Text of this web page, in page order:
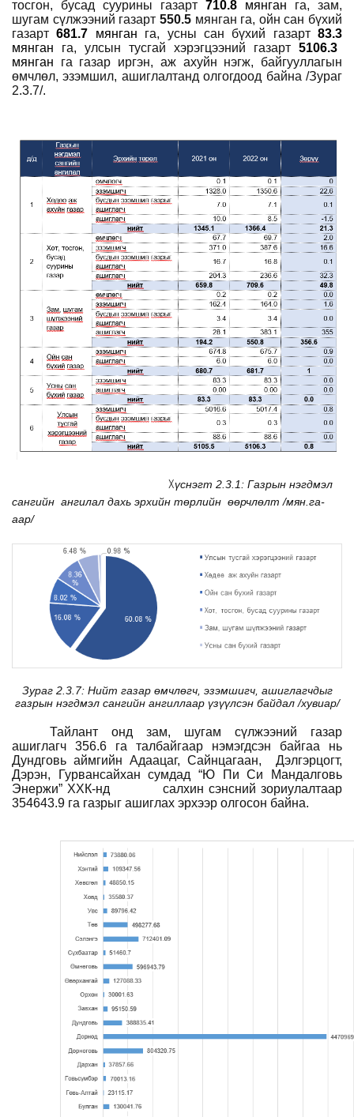
тосгон, бусад суурины газарт 710.8 мянган
га, зам,
шугам сүлжээний газарт 550.5 мянган га, ойн сан бүхий
газарт681.7 мянган га, усны сан бүхий газарт 83.3
мянган
га, улсын тусгай хэрэгцээний газарт 5106.3
мянган
га газар иргэн, аж ахуйн нэгж, байгууллагын
өмчлөл, эзэмшил, ашиглалтанд олгогдоод байна /Зураг
2.3.7/.
Хүснэгт 2.3.1: Газрын нэгдмэл
сангийн ангилал дахь эрхийн төрлийн өөрчлөлт /мян.га-
аар/
Зураг 2.3.7: Нийт газар өмчлөгч, эзэмшигч, ашиглагчдыг
газрын нэгдмэл сангийн ангиллаар үзүүлсэн байдал /хувиар/
Тайлант онд зам, шугам сүлжээний газар
ашиглагч 356.6 га талбайгаар нэмэгдсэн байгаа нь
Дундговь аймгийн Адаацаг, Сайнцагаан,
Дэлгэрцогт,
Дэрэн, Гурвансайхан сумдад “Ю Пи Си Мандалговь
Энержи” ХХК-нд
салхин сэнсний зориулалтаар
354643.9 га газрыг ашиглах эрхээр олгосон байна.